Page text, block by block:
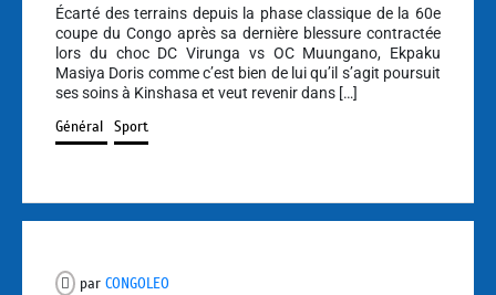
Écarté des terrains depuis la phase classique de la 60e
coupe du Congo après sa dernière blessure contractée
lors du choc DC Virunga vs OC Muungano, Ekpaku
Masiya Doris comme c’est bien de lui qu’il s’agit poursuit
ses soins à Kinshasa et veut revenir dans […]
Général
Sport
par CONGOLEO